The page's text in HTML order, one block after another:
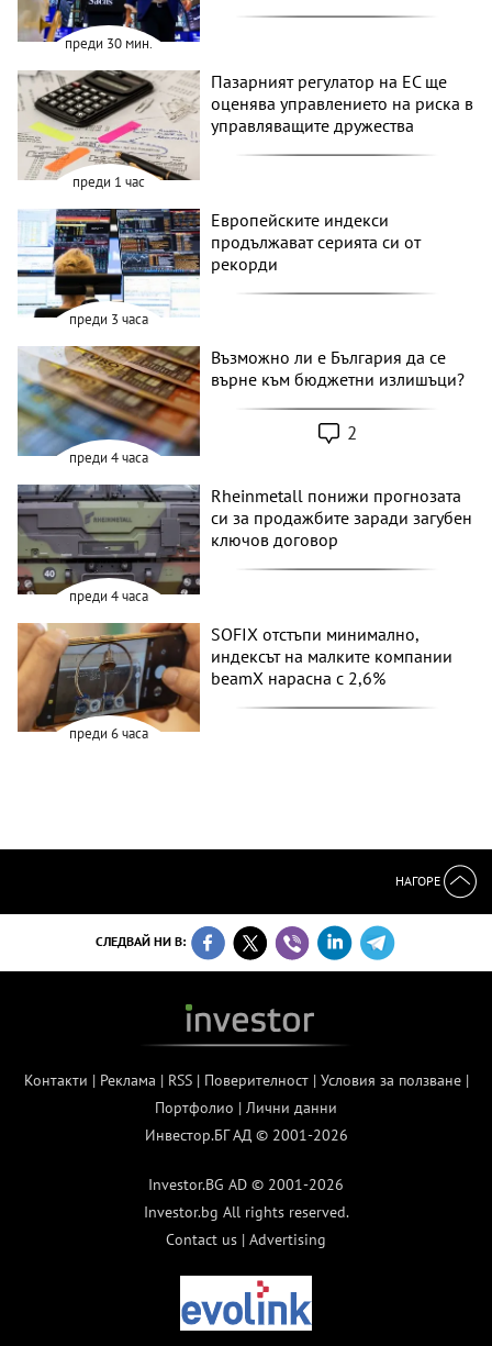
преди 30 мин.
преди 1 час
Пазарният регулатор на ЕС ще
оценява управлението на риска в
управляващите дружества
преди 3 часа
Европейските индекси
продължават серията си от
рекорди
преди 4 часа
Възможно ли е България да се
върне към бюджетни излишъци?
2
преди 4 часа
Rheinmetall понижи прогнозата
си за продажбите заради загубен
ключов договор
преди 6 часа
SOFIX отстъпи минимално,
индексът на малките компании
beamX нарасна с 2,6%
НАГОРЕ
СЛЕДВАЙ НИ В:
Контакти | Реклама | RSS| Поверителност| Условия за ползване|
Портфолио | Лични данни
Инвестор.БГ АД © 2001-2026
Investor.BG AD © 2001-2026
Investor.bg All rights reserved.
Contact us | Advertising